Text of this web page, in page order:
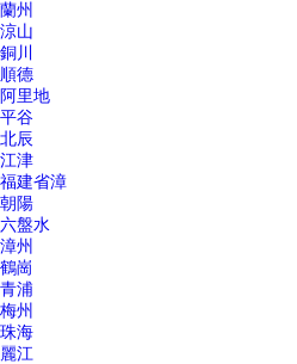
蘭州
涼山
銅川
順德
阿里地
平谷
北辰
江津
福建省漳
朝陽
六盤水
漳州
鶴崗
青浦
梅州
珠海
麗江